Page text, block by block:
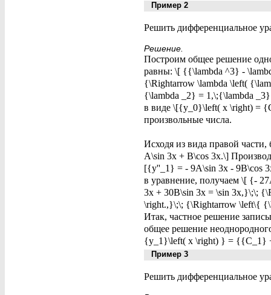
Пример 2
Решить дифференциальное
Решение.
Построим общее решение
равны: \[ {{\lambda ^3} -
{\Rightarrow \lambda \left(
{\lambda _2} = 1,\;{\lambda
в виде \[{y_0}\left( x \right)
произвольные числа.
Исходя из вида правой
A\sin 3x + B\cos 3x.\]
[{y''_1} = - 9A\sin 3x - 9B\cos
в уравнение, получаем \[ {-
3x + 30B\sin 3x = \sin 3x,}\;\;
\right.,}\;\; {\Rightarrow
Итак, частное решение
общее решение
{y_1}\left( x \right) } =
Пример 3
Решить дифференциальное